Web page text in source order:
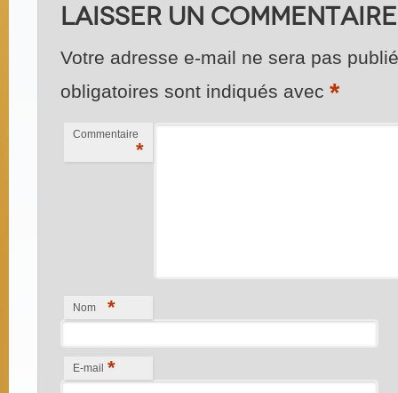
Laisser un commentaire
Votre adresse e-mail ne sera pas
obligatoires sont indiqués avec *
Commentaire
*
Nom *
E-mail *